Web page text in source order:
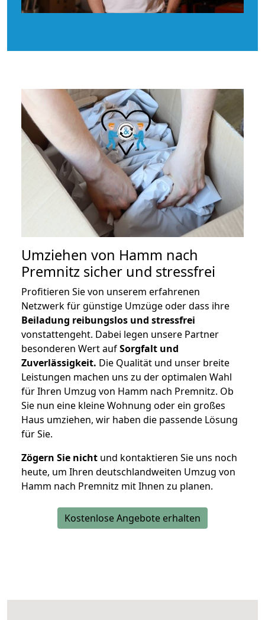
Umziehen von Hamm nach
Premnitz sicher und stressfrei
Profitieren Sie von unserem erfahrenen
Netzwerk für günstige Umzüge oder dass ihre
Beiladung reibungslos und stressfrei
vonstattengeht. Dabei legen unsere Partner
besonderen Wert aufSorgfalt und
Zuverlässigkeit. Die Qualität und unser breite
Leistungen machen uns zu der optimalen Wahl
für Ihren Umzug von Hamm nach Premnitz. Ob
Sie nun eine kleine Wohnung oder ein großes
Haus umziehen, wir haben die passende Lösung
für Sie.
Zögern Sie nicht und kontaktieren Sie uns noch
heute, um Ihren deutschlandweiten Umzug von
Hamm nach Premnitz mit Ihnen zu planen.
Kostenlose Angebote erhalten